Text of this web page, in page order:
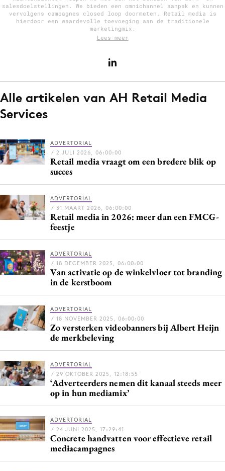
Adverteren
Events
Vacatures
Academy
Topics
Artificial Intelligence
Campagnes
Carriere
Contentmarketing
Craft
Customer Experience
Data & Insights
Diversiteit
Effectiviteit
Gedragsverandering
Influencer marketing
Interne communicatie
Media
salesdoelstellingen. We bieden een omnichannel aanpak en kunnen
vervolgens campagnes closed loop doormeten. Retail media is
hierdoor een waardevolle toevoeging aan de traditionele
marketingmix.
Lees meer
Alle artikelen van AH Retail Media
Services
ADVERTORIAL
/ 2 JULI 2026, 06:00:00
Retail media vraagt om een bredere blik op
succes
ADVERTORIAL
/ 31 MAART 2026, 06:00:00
Retail media in 2026: meer dan een FMCG-
feestje
ADVERTORIAL
/ 18 DECEMBER 2025, 06:00:00
Van activatie op de winkelvloer tot branding
in de kerstboom
ADVERTORIAL
/ 18 NOVEMBER 2025, 06:00:00
Zo versterken videobanners bij Albert Heijn
de merkbeleving
ADVERTORIAL
/ 29 OKTOBER 2025, 12:18:55
‘Adverteerders nemen dit kanaal steeds meer
op in hun mediamix’
ADVERTORIAL
/ 24 JUNI 2025, 17:29:41
Concrete handvatten voor effectieve retail
mediacampagnes